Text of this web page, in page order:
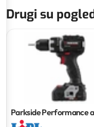
Drugi su
Parkside Performance
bušilica/odvijač